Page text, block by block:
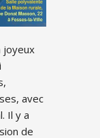
joyeux
avec
Il y a
de